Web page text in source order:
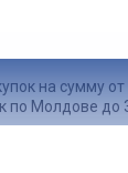
на сумму от
по Молдове до
склада.